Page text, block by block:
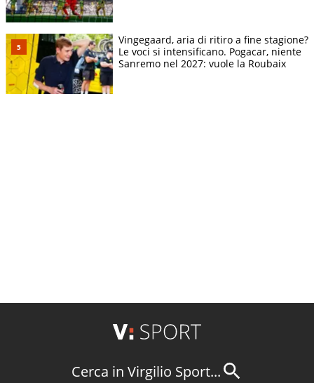
Vingegaard, aria di ritiro a fine stagione?
Le voci si intensificano. Pogacar, niente
Sanremo nel 2027: vuole la Roubaix
Cerca in Virgilio Sport...